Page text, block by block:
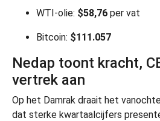
WTI-olie: $58,76 per vat
Bitcoin: $111.057
Nedap toont kracht,
vertrek aan
Op het Damrak draait het
dat sterke kwartaalcijfers